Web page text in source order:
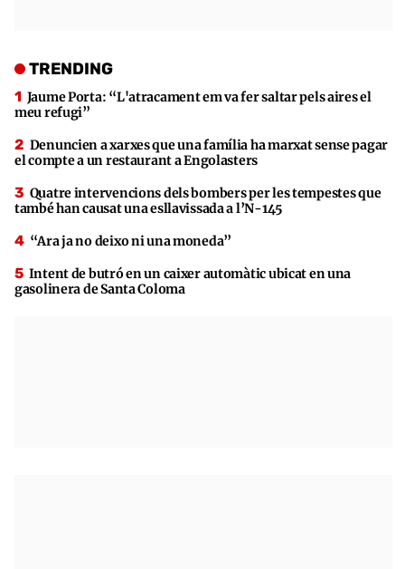
TRENDING
Jaume Porta: “L'atracament em va fer saltar pels aires el
meu refugi”
Denuncien a xarxes que una família ha marxat sense pagar
el compte a un restaurant a Engolasters
Quatre intervencions dels bombers per les tempestes que
també han causat una esllavissada a l’N-145
“Ara ja no deixo ni una moneda”
Intent de butró en un caixer automàtic ubicat en una
gasolinera de Santa Coloma